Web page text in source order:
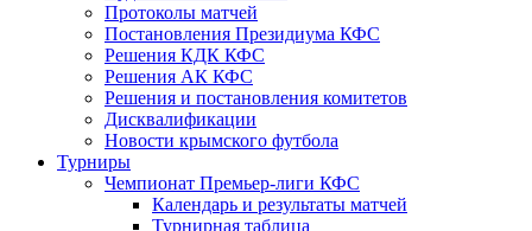
Протоколы матчей
Постановления Президиума КФС
Решения КДК КФС
Решения АК КФС
Решения и постановления комитетов
Дисквалификации
Новости крымского футбола
Турниры
Чемпионат Премьер-лиги КФС
Календарь и результаты матчей
Турнирная таблица